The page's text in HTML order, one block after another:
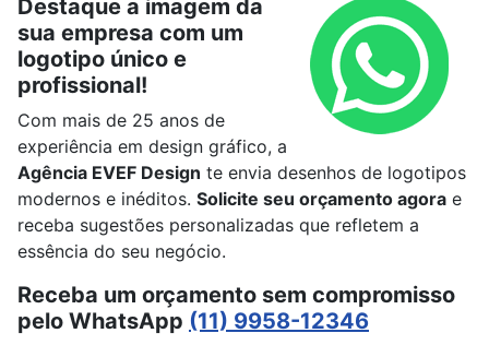
Destaque a imagem da
sua empresa com um
logotipo único e
profissional!
Com mais de 25 anos de
experiência em design gráfico, a
Agência EVEF Design te envia desenhos de logotipos
modernos e inéditos. Solicite seu orçamento agora e
receba sugestões personalizadas que refletem a
essência do seu negócio.
Receba um orçamento sem compromisso
pelo WhatsApp (11) 9958-12346